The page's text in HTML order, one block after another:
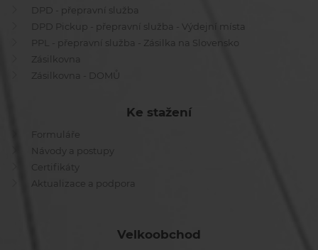
DPD - přepravní služba
DPD Pickup - přepravní služba - Výdejní místa
PPL - přepravní služba - Zásilka na Slovensko
Zásilkovna
Zásilkovna - DOMŮ
Ke stažení
Formuláře
Návody a postupy
Certifikáty
Aktualizace a podpora
Velkoobchod